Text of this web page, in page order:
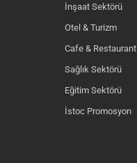
İnşaat Sektörü
Otel & Turizm
Cafe & Restaurant
Sağlık Sektörü
Eğitim Sektörü
İstoc Promosyon